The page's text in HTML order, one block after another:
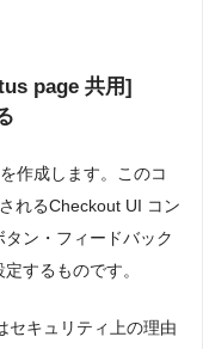
page 共用]
作成します。このコ
れるCheckout UI コン
ン・フィードバック
するものです。
セキュリティ上の理由